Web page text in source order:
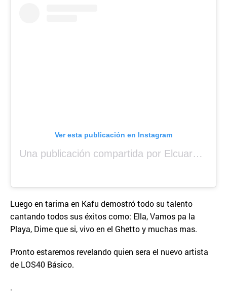
Ver esta publicación en Instagram
Una publicación compartida por Elcuara (@elcuara.25)
Luego en tarima en Kafu demostró todo su talento
cantando todos sus éxitos como: Ella, Vamos pa la
Playa, Dime que si, vivo en el Ghetto y muchas mas.
Pronto estaremos revelando quien sera el nuevo artista
de LOS40 Básico.
.